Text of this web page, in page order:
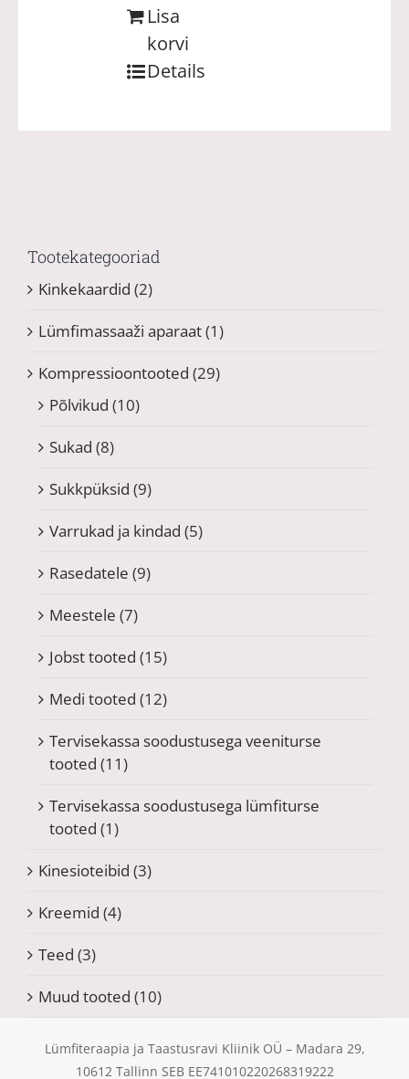
Lisa
korvi
Details
Tootekategooriad
Kinkekaardid (2)
Lümfimassaaži aparaat(1)
Kompressioontooted (29)
Põlvikud (10)
Sukad (8)
Sukkpüksid (9)
Varrukad ja kindad (5)
Rasedatele (9)
Meestele (7)
Jobst tooted (15)
Medi tooted (12)
Tervisekassa soodustusega veeniturse
tooted (11)
Tervisekassa soodustusega lümfiturse
tooted (1)
Kinesioteibid (3)
Kreemid (4)
Teed (3)
Muud tooted (10)
Lümfiteraapia ja Taastusravi Kliinik OÜ – Madara 29,
10612 Tallinn SEB EE741010220268319222